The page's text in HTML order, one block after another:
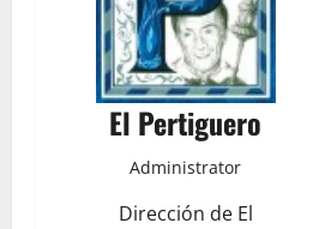
El Pertiguero
Administrator
Dirección de El